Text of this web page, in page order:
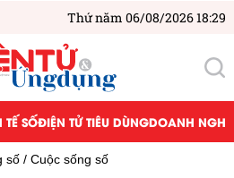
Thứ năm 06/08/2026 18:29
SỐĐIỆN TỬ TIÊU DÙNGDOANH
số Cuộc sống số